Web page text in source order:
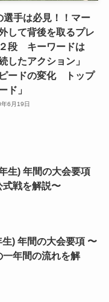
選手は必見！！マー
して背後を取るプレ
段 キーワードは
したアクション」
ピードの変化 トップ
ド」
6月19日
生) 年間の大会要項
式戦を解説〜
) 年間の大会要項 〜
一年間の流れを解